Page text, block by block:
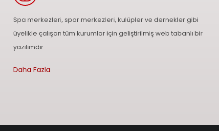
Spa merkezleri, spor merkezleri, kulüpler ve dernekler gibi
üyelikle çalışan tüm kurumlar için geliştirilmiş web tabanlı bir
yazılımdır
Daha Fazla